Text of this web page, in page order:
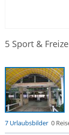
5 Sport &
7 Urlaubsbilder 0